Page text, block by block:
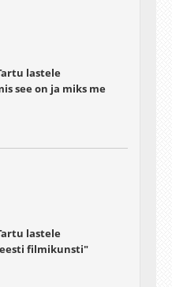
lastele
see on ja miks me
lastele
eesti filmikunsti"